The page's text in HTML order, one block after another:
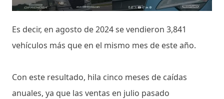
Es decir, en agosto de 2024 se vendieron 3,841
vehículos más que en el mismo mes de este año.
Con este resultado, hila cinco meses de caídas
anuales, ya que las ventas en julio pasado